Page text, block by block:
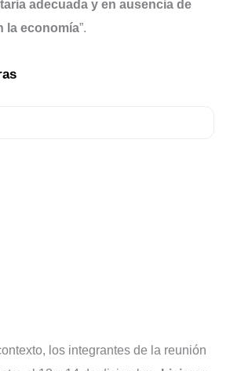
adecuada y en ausencia de
la economía”.
los integrantes de la reunión